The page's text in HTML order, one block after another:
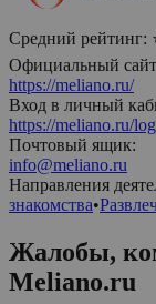
Средний рейтинг:
Официальный
https://meliano.ru/
Вход в личный
https://meliano.ru/
Почтовый ящик:
info@meliano.ru
Направления
знакомства•
Жалобы,
Мeliano.ru